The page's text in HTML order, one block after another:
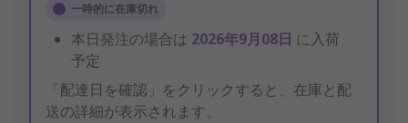
一時的に在庫切れ
本日発注の場合は 2026年9月08日 に入荷
予定
「配達日を確認」をクリックすると、在庫と配
送の詳細が表示されます。